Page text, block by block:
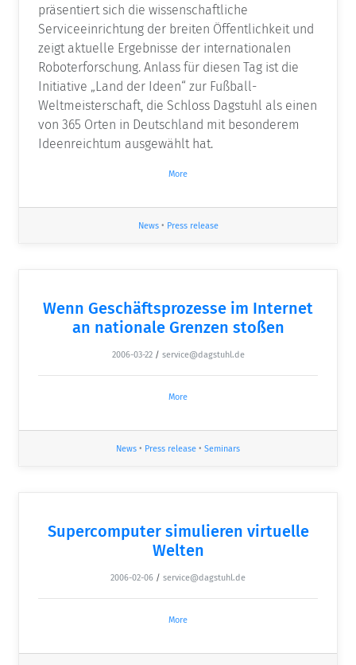
präsentiert sich die wissenschaftliche
Serviceeinrichtung der breiten Öffentlichkeit und
zeigt aktuelle Ergebnisse der internationalen
Roboterforschung. Anlass für diesen Tag ist die
Initiative „Land der Ideen“ zur Fußball-
Weltmeisterschaft, die Schloss Dagstuhl als einen
von 365 Orten in Deutschland mit besonderem
Ideenreichtum ausgewählt hat.
More
News• Press release
Wenn Geschäftsprozesse im Internet
an nationale Grenzen stoßen
2006-03-22 / service@dagstuhl.de
More
News • Press release • Seminars
Supercomputer simulieren virtuelle
Welten
2006-02-06 / service@dagstuhl.de
More